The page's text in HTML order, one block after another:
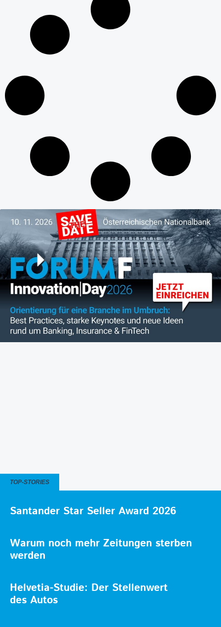
TOP-STORIES
Santander Star Seller Award 2026
Warum noch mehr Zeitungen sterben
werden
Helvetia-Studie: Der Stellenwert
des Autos